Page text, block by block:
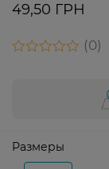
49,50 ГРН
0
Размеры